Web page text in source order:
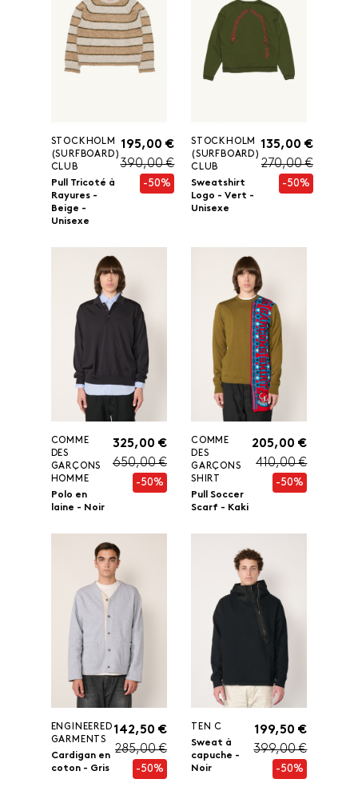
STOCKHOLM
(SURFBOARD)
CLUB
Pull Tricoté à
Rayures -
Beige -
Unisexe
195,00 €
390,00 €
-50%
STOCKHOLM
(SURFBOARD)
CLUB
Sweatshirt
Logo - Vert -
Unisexe
135,00 €
270,00 €
-50%
COMME
DES
GARÇONS
HOMME
Polo en
laine - Noir
325,00 €
650,00 €
-50%
COMME
DES
GARÇONS
SHIRT
Pull Soccer
Scarf - Kaki
205,00 €
410,00 €
-50%
ENGINEERED
GARMENTS
Cardigan en
coton - Gris
142,50 €
285,00 €
-50%
TEN C
Sweat à
capuche -
Noir
199,50 €
399,00 €
-50%